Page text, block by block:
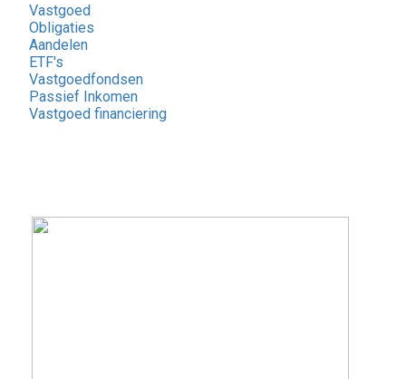
Vastgoed
Obligaties
Aandelen
ETF's
Vastgoedfondsen
Passief Inkomen
Vastgoed financiering